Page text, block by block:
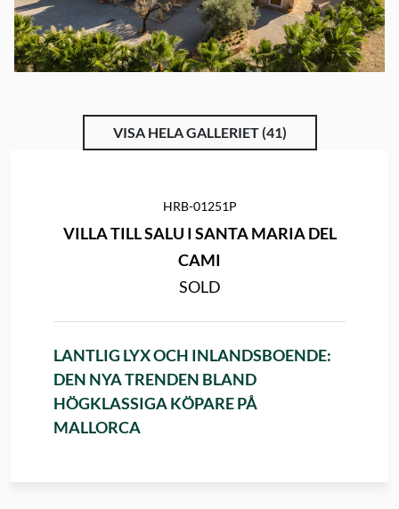
VISA HELA GALLERIET (41)
HRB-01251P
VILLA TILL SALU I SANTA MARIA DEL
CAMI
SOLD
LANTLIG LYX OCH INLANDSBOENDE:
DEN NYA TRENDEN BLAND
HÖGKLASSIGA KÖPARE PÅ
MALLORCA